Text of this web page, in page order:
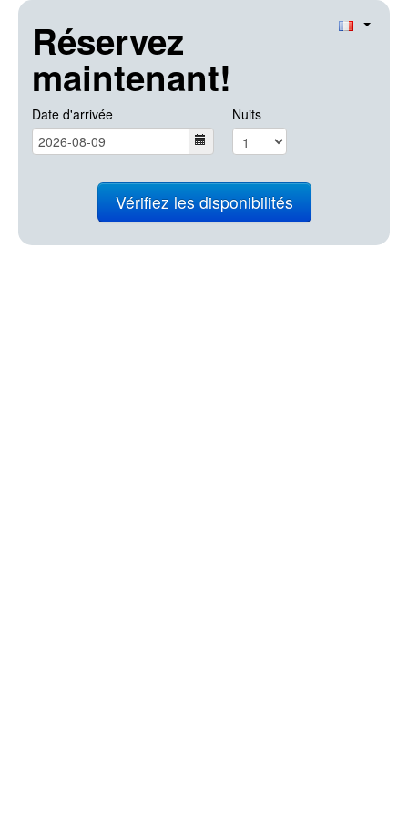
Réservez
maintenant!
Date d'arrivée Nuits
Vérifiez les disponibilités